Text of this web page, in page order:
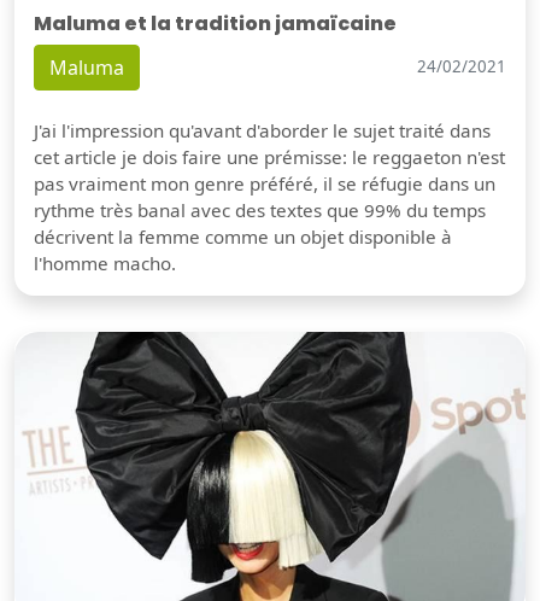
Maluma et la tradition jamaïcaine
Maluma 24/02/2021
J'ai l'impression qu'avant d'aborder le sujet traité dans
cet article je dois faire une prémisse: le reggaeton n'est
pas vraiment mon genre préféré, il se réfugie dans un
rythme très banal avec des textes que 99% du temps
décrivent la femme comme un objet disponible à
l'homme macho.